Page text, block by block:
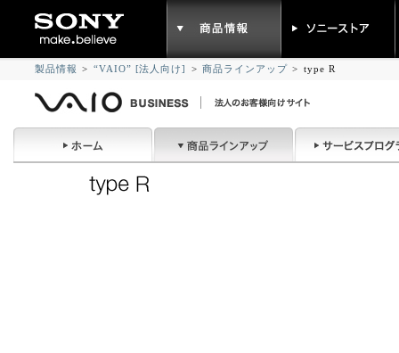
製品情報 > “VAIO” [法人向け] > 商品ラインアップ > type R